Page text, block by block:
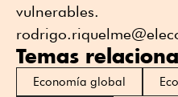
vulnerables.
Temas
Economía global